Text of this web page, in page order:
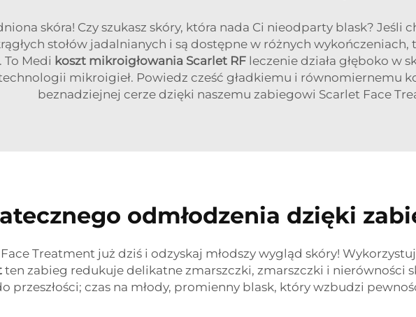
skóra! Czy szukasz skóry, która nada Ci nieodparty blask? Jeśli
stołów jadalnianych i są dostępne w różnych wykończeniach,
Medi koszt mikroigłowania Scarlet RF leczenie działa głęboko w
mikroigieł. Powiedz cześć gładkiemu i równomiernemu
beznadziejnej cerze dzięki naszemu zabiegowi Scarlet Face
odmłodzenia dzięki
Treatment już dziś i odzyskaj młodszy wygląd skóry!
ten zabieg redukuje delikatne zmarszczki, zmarszczki i nierówności
przeszłości; czas na młody, promienny blask, który wzbudzi